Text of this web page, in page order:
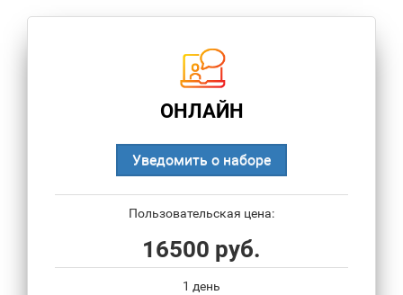
ОНЛАЙН
Уведомить о наборе
Пользовательская цена:
16500 руб.
1 день